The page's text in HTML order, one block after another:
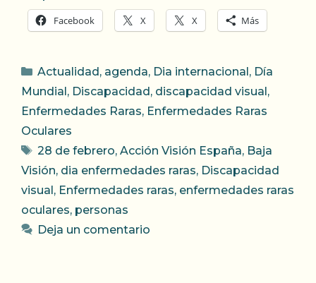
Facebook X X Más
Categorías
Actualidad , agenda, Dia internacional , Día
Mundial , Discapacidad , discapacidad visual ,
Enfermedades Raras, Enfermedades Raras
Oculares
Etiquetas
28 de febrero, Acción Visión España, Baja
Visión, dia enfermedades raras, Discapacidad
visual , Enfermedades raras, enfermedades raras
oculares, personas
Deja un comentario